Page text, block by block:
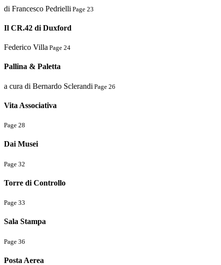
di Francesco Pedrielli Page 23
Il CR.42 di Duxford
Federico Villa Page 24
Pallina & Paletta
a cura di Bernardo Sclerandi Page 26
Vita Associativa
Page 28
Dai Musei
Page 32
Torre di Controllo
Page 33
Sala Stampa
Page 36
Posta Aerea